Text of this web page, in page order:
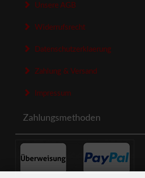
Unsere AGB
Widerrufsrecht
Datenschutzerklaerung
Zahlung & Versand
Impressum
Zahlungsmethoden